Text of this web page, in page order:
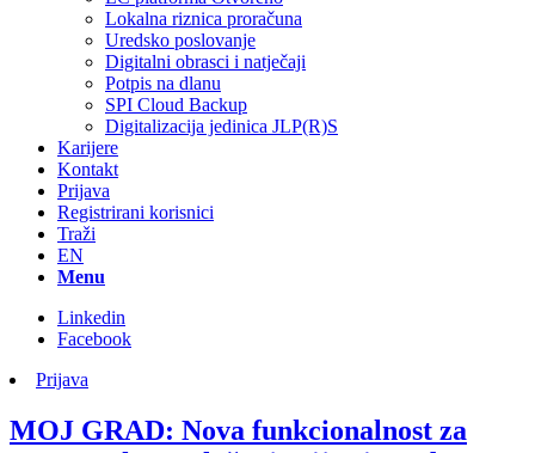
Lokalna riznica proračuna
Uredsko poslovanje
Digitalni obrasci i natječaji
Potpis na dlanu
SPI Cloud Backup
Digitalizacija jedinica JLP(R)S
Karijere
Kontakt
Prijava
Registrirani korisnici
Traži
EN
Menu
Linkedin
Facebook
Prijava
MOJ GRAD: Nova funkcionalnost za